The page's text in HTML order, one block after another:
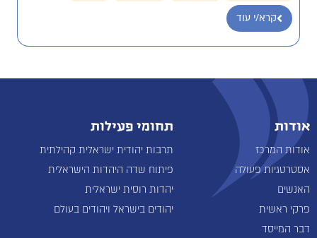
קרא/י עוד
אודות
אודות המרכז
אסטרטגיות פעולה
האנשים
פרקי ראשית
דבר המייסד
תחומי פעילות
תרבות יהודית ישראלית קהילתית
פיתוח שדה היהדות הישראלית
יהדות רוסית ישראלית
יהודים בישראל ויהודים בעולם